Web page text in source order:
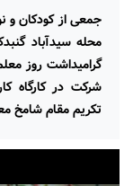
جمعی از کودکان و
محله سیدآباد
گرامیداشت روز
شرکت در کارگاه
تکریم مقام شامخ